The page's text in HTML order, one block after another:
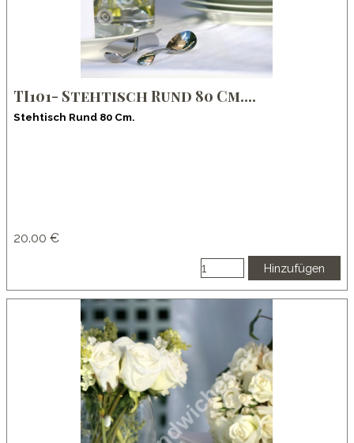
TI101- Stehtisch Rund 80 Cm....
Stehtisch Rund 80 Cm.
20.00 €
Hinzufügen